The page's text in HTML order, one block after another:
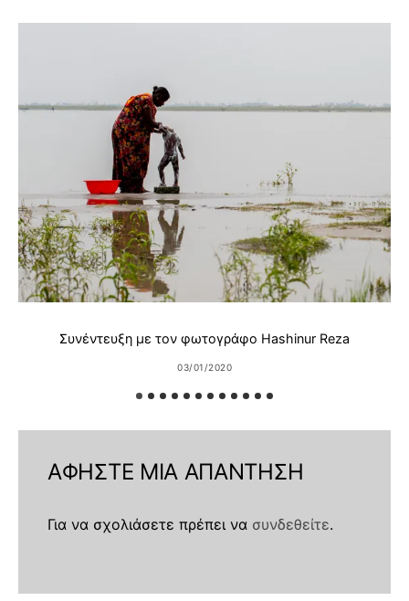
Συνέντευξη με τον φωτογράφο Hashinur Reza
03/01/2020
ΑΦΉΣΤΕ ΜΙΑ ΑΠΆΝΤΗΣΗ
Για να σχολιάσετε πρέπει να συνδεθείτε.